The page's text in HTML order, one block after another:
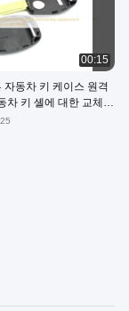
00:15
자동차 키 케이스 원격
차 키 셸에 대한 교체